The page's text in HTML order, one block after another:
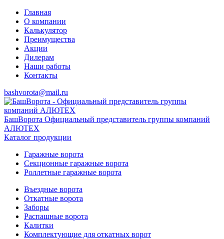
Главная
О компании
Калькулятор
Преимущества
Акции
Дилерам
Наши работы
Контакты
bashvorota@mail.ru
БашВорота Официальный представитель группы компаний
АЛЮТЕХ
Каталог продукции
Гаражные ворота
Секционные гаражные ворота
Роллетные гаражные ворота
Въездные ворота
Откатные ворота
Заборы
Распашные ворота
Калитки
Комплектующие для откатных ворот